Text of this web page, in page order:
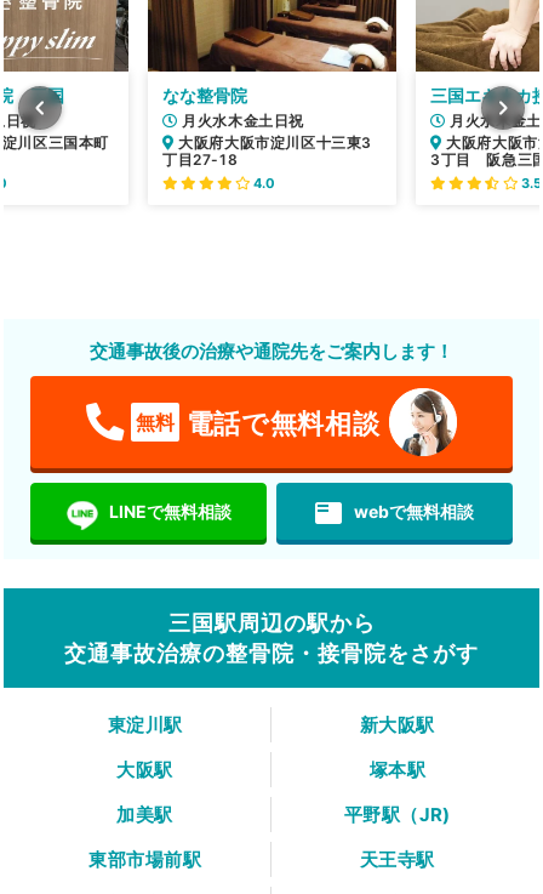
なな整骨院
月火水木金土日祝
大阪府大阪市淀川区十三東3
丁目27-18
4.0
三国エキナカ
月火水木金
大阪府大阪市
3丁目 阪急三
3.5
三国
祝
川区三国本町
交通事故後の治療や通院先をご案内します！
無料 電話で無料相談
LINEで無料相談 featured_play_list webで無料相談
三国駅周辺の駅から
交通事故治療の整骨院・接骨院をさがす
東淀川駅
新大阪駅
大阪駅
塚本駅
加美駅
平野駅（JR)
東部市場前駅
天王寺駅